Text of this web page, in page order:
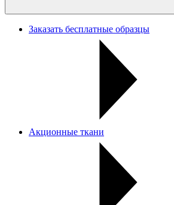
Заказать бесплатные образцы
Акционные ткани